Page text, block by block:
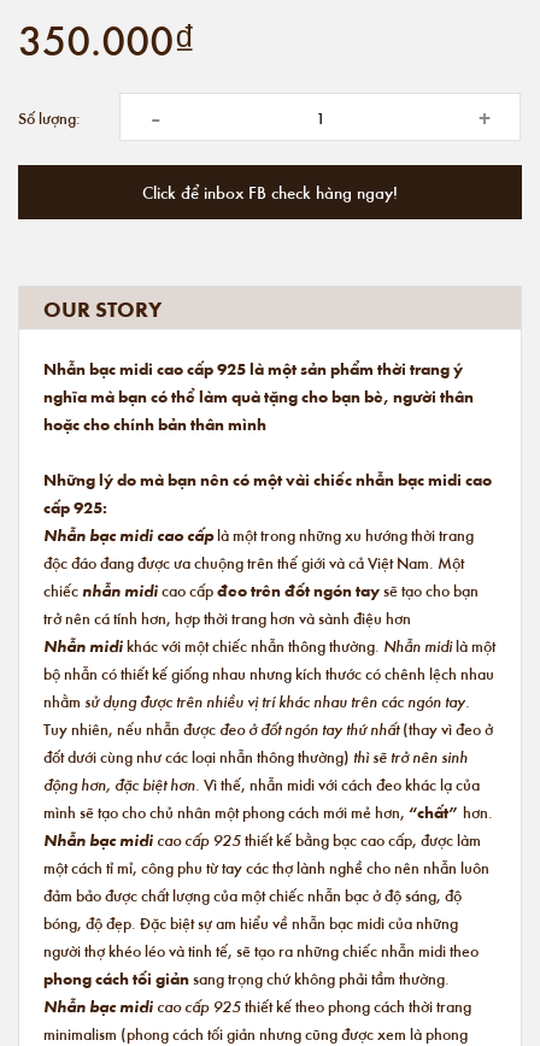
350.000₫
Số lượng: - +
Click để inbox FB check hàng ngay!
OUR STORY
Nhẫn bạc midi cao cấp 925 là một sản phẩm thời trang ý
nghĩa mà bạn có thể làm quà tặng cho bạn bè, người thân
hoặc cho chính bản thân mình
Những lý do mà bạn nên có một vài chiếc nhẫn bạc midi cao
cấp 925:
Nhẫn bạc midi cao cấplà một trong những xu hướng thời trang
độc đáo đang được ưa chuộng trên thế giới và cả Việt Nam. Một
chiếcnhẫn midicao cấpđeo trên đốt ngón taysẽ tạo cho bạn
trở nên cá tính hơn, hợp thời trang hơn và sành điệu hơn
Nhẫn midikhác với một chiếc nhẫn thông thường. Nhẫn midilà một
bộ nhẫn có thiết kế giống nhau nhưng kích thước có chênh lệch nhau
nhằm sử dụng được trên nhiều vị trí khác nhau trên các ngón tay.
Tuy nhiên, nếu nhẫn được đeo ở đốt ngón tay thứ nhất(thay vì đeo ở
đốt dưới cùng như các loại nhẫn thông thường) thì sẽ trở nên sinh
động hơn, đặc biệt hơn. Vì thế, nhẫn midi với cách đeo khác lạ của
mình sẽ tạo cho chủ nhân một phong cách mới mẻ hơn, “chất” hơn.
Nhẫn bạc midi cao cấp 925thiết kế bằng bạc cao cấp, được làm
một cách tỉ mỉ, công phu từ tay các thợ lành nghề cho nên nhẫn luôn
đảm bảo được chất lượng của một chiếc nhẫn bạc ở độ sáng, độ
bóng, độ đẹp. Đặc biệt sự am hiểu về nhẫn bạc midi của những
người thợ khéo léo và tinh tế, sẽ tạo ra những chiếc nhẫn midi theo
phong cách tối giảnsang trọng chứ không phải tầm thường.
Nhẫn bạc midi cao cấp 925thiết kế theo phong cách thời trang
minimalism (phong cách tối giản nhưng cũng được xem là phong